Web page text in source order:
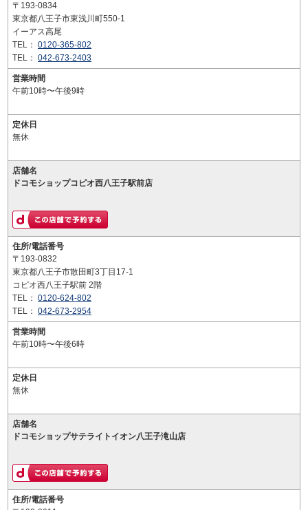
〒193-0834
東京都八王子市東浅川町550-1
イーアス高尾
TEL： 0120-365-802
TEL： 042-673-2403
営業時間
午前10時〜午後9時
定休日
無休
店舗名
ドコモショップコピオ西八王子駅前店
住所/電話番号
〒193-0832
東京都八王子市散田町3丁目17-1
コピオ西八王子駅前 2階
TEL： 0120-624-802
TEL： 042-673-2954
営業時間
午前10時〜午後6時
定休日
無休
店舗名
ドコモショップサテライトイオン八王子滝山店
住所/電話番号